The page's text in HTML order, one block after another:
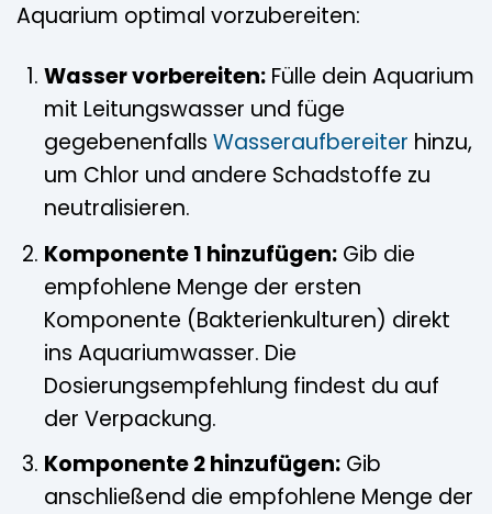
Aquarium optimal vorzubereiten:
Wasser vorbereiten:Fülle dein Aquarium
mit Leitungswasser und füge
gegebenenfalls Wasseraufbereiter hinzu,
um Chlor und andere Schadstoffe zu
neutralisieren.
Komponente 1 hinzufügen:Gib die
empfohlene Menge der ersten
Komponente (Bakterienkulturen) direkt
ins Aquariumwasser. Die
Dosierungsempfehlung findest du auf
der Verpackung.
Komponente 2 hinzufügen:Gib
anschließend die empfohlene Menge der